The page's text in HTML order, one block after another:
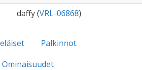
daffy (VRL-06868)
Palkinnot
Ominaisuudet